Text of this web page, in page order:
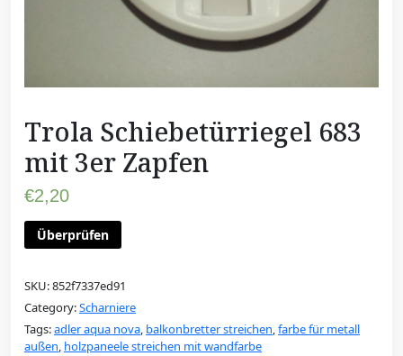
Trola Schiebetürriegel 683
mit 3er Zapfen
€2,20
Überprüfen
SKU:852f7337ed91
Category:Scharniere
Tags:adler aqua nova, balkonbretter streichen,farbe für metall
außen, holzpaneele streichen mit wandfarbe